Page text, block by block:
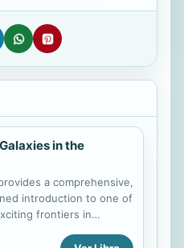
in the
a comprehensive,
introduction to one of
frontiers in